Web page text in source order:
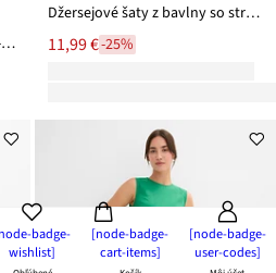
badge-
wishlist]
[node-badge-
cart-items]
[node-badge-
user-codes]
Midi šaty z materiálu Ramie, (2-dielna sada s opaskom)
Džersejové šaty z bavlny so strečom
11,99 €-25%